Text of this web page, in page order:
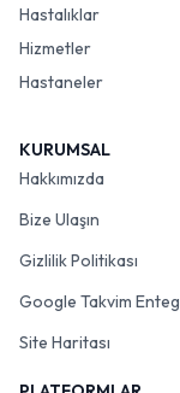
Hastalıklar
Hizmetler
Hastaneler
KURUMSAL
Hakkımızda
Bize Ulaşın
Gizlilik Politikası
Google Takvim
Site Haritası